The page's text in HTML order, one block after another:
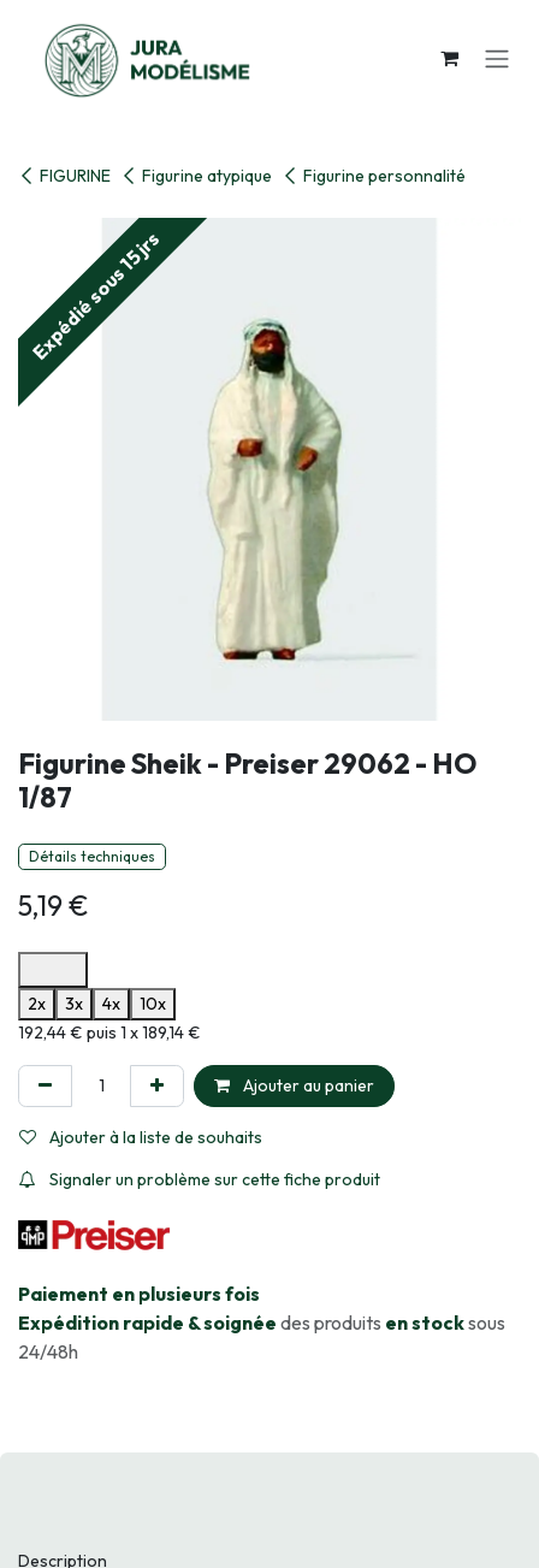
FIGURINE Figurine atypique Figurine personnalité
Expédié sous 15 jrs
Figurine Sheik - Preiser 29062 - HO
1/87
Détails techniques
5,19€
2x
3x 4x
10x
Informations sur le plan de paiement sélectionné
192,44 € puis 1 x 189,14 €
Ajouter au panier
Ajouter à la liste de souhaits
Signaler un problème sur cette fiche produit
​Paiement en plusieurs fois
Expédition rapide & soignée des produits en stocksous
24/48h
Description